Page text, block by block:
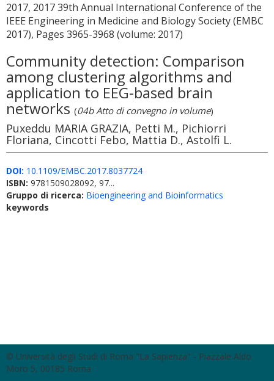
2017, 2017 39th Annual International Conference of the
IEEE Engineering in Medicine and Biology Society (EMBC
2017), Pages 3965-3968 (volume: 2017)
Community detection: Comparison
among clustering algorithms and
application to EEG-based brain
networks (04b Atto di convegno in volume)
Puxeddu MARIA GRAZIA, Petti M., Pichiorri
Floriana, Cincotti Febo, Mattia D., Astolfi L.
DOI: 10.1109/EMBC.2017.8037724
ISBN: 9781509028092, 97...
Gruppo di ricerca: Bioengineering and Bioinformatics
keywords
© Università degli Studi di Roma "La Sapienza" - Piazzale Aldo
Moro 5, 00185 Roma